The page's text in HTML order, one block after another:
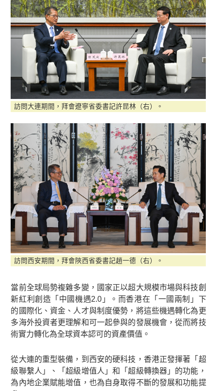
訪問大連期間，拜會遼寧省委書記許昆林（右）。
訪問西安期間，拜會陝西省委書記趙一德（右）。
當前全球局勢複雜多變，國家正以超大規模市場與科技創
新紅利創造「中國機遇2.0」。而香港在「一國兩制」下
的國際化、資金、人才與制度優勢，將這些機遇轉化為更
多海外投資者更理解和可一起參與的發展機會，從而將技
術實力轉化為全球資本認可的資產價值。
從大連的重型裝備，到西安的硬科技，香港正發揮著「超
級聯繫人」、「超級增值人」和「超級轉換器」的功能，
為內地企業賦能增值，也為自身取得不斷的發展和功能提